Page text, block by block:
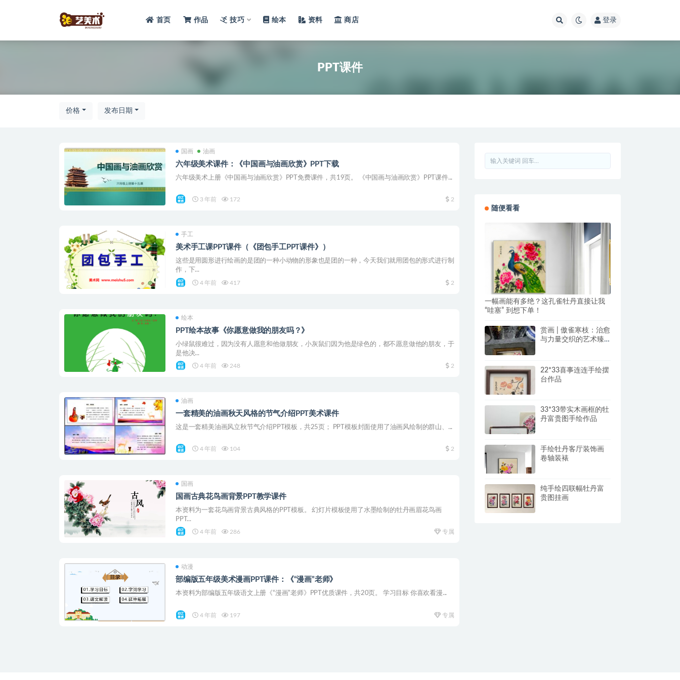
首页 作品 技巧 绘本 资料 商店 登录
PPT课件
价格 发布日期
国画 油画
六年级美术课件：《中国画与油画欣赏》PPT下载
六年级美术上册《中国画与油画欣赏》PPT免费课件，共19页。 《中国画与油画欣赏》PPT课件...
3 年前 172 2
手工
美术手工课PPT课件（《团包手工PPT课件》）
这些是用圆形进行绘画的是团的一种小动物的形象也是团的一种，今天我们就用团包的形式进行制
作，下...
4 年前 417 2
绘本
PPT绘本故事《你愿意做我的朋友吗？》
小绿鼠很难过，因为没有人愿意和他做朋友，小灰鼠们因为他是绿色的，都不愿意做他的朋友，于
是他决...
4 年前 248 2
油画
一套精美的油画秋天风格的节气介绍PPT美术课件
这是一套精美油画风立秋节气介绍PPT模板，共25页； PPT模板封面使用了油画风绘制的群山、...
4 年前 104 2
国画
国画古典花鸟画背景PPT教学课件
本资料为一套花鸟画背景古典风格的PPT模板。 幻灯片模板使用了水墨绘制的牡丹画眉花鸟画
PPT...
4 年前 286 专属
动漫
部编版五年级美术漫画PPT课件：《“漫画”老师》
本资料为部编版五年级语文上册《“漫画”老师》PPT优质课件，共20页。 学习目标 你喜欢看漫...
4 年前 197 专属
随便看看
一幅画能有多绝？这孔雀牡丹直接让我
“哇塞” 到想下单！
赏画 | 傲雀寒枝：治愈
与力量交织的艺术臻
22*33喜事连连手绘摆
台作品
33*33带实木画框的牡
丹富贵图手绘作品
手绘牡丹客厅装饰画
卷轴装裱
纯手绘四联幅牡丹富
贵图挂画